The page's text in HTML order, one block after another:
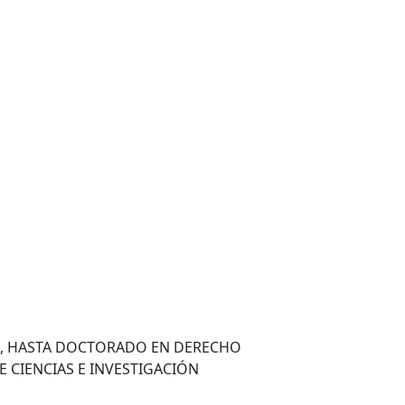
DOCTORADO EN DERECHO
CIENCIAS E INVESTIGACIÓN